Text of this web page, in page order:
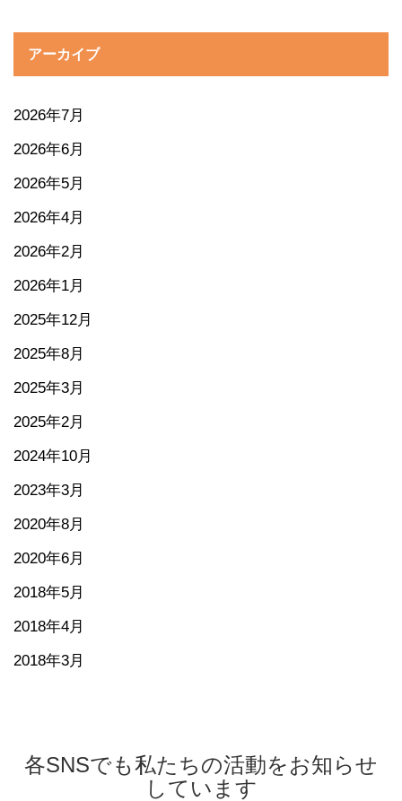
アーカイブ
2026年7月
2026年6月
2026年5月
2026年4月
2026年2月
2026年1月
2025年12月
2025年8月
2025年3月
2025年2月
2024年10月
2023年3月
2020年8月
2020年6月
2018年5月
2018年4月
2018年3月
各SNSでも私たちの活動をお知らせ
しています